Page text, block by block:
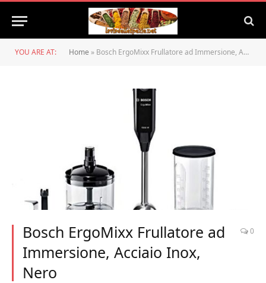
YOU ARE AT: Home » Bosch ErgoMixx Frullatore ad Immersione, Acciaio Inox, Nero
Bosch ErgoMixx Frullatore ad
Immersione, Acciaio Inox,
Nero
0